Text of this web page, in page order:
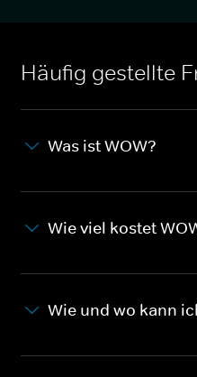
Häufig gestellte
Was ist WOW?
Wie viel kostet
Wie und wo kann